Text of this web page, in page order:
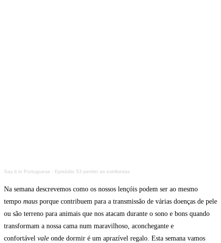
Say it in Portuguese · Episódio 53 perder as estribeiras
Na semana descrevemos como os nossos lençóis podem ser ao mesmo
tempo maus porque contribuem para a transmissão de várias doenças de pele
ou são terreno para animais que nos atacam durante o sono e bons quando
transformam a nossa cama num maravilhoso, aconchegante e
confortável vale onde dormir é um aprazível regalo. Esta semana vamos